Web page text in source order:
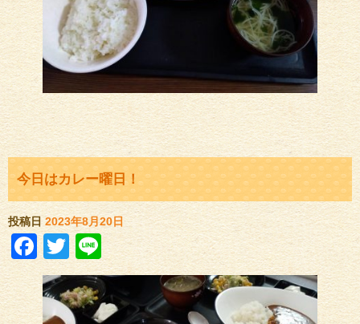
今日はカレー曜日！
投稿日 2023年8月20日
Facebook
Twitter
Line